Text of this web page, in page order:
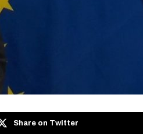
Share on Twitter